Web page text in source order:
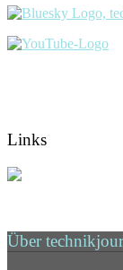
Links
Über